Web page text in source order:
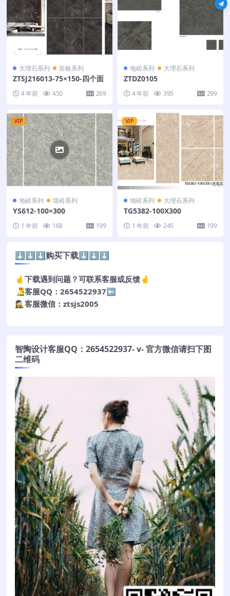
大理石系列 岩板系列
ZTSJ216013-75×150-四个面
4 年前 450 269
地砖系列 大理石系列
ZTDZ0105
4 年前 395 299
VIP
地砖系列 墙砖系列
YS612-100×300
1 年前 168 199
VIP
地砖系列 大理石系列
TG5382-100X300
1 年前 245 199
⬇️⬇️⬇️购买下载⬇️⬇️⬇️
🤞下载遇到问题？可联系客服或反馈🤞
🧏‍♂️客服QQ：2654522937⬅️
🕵️‍♀️客服微信：ztsjs2005
智陶设计客服QQ：2654522937- v- 官方微信请扫下图
二维码